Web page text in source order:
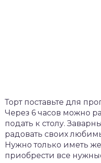
Торт поставьте для
Через 6 часов можно
подать к столу.
радовать своих
Нужно только иметь
приобрести все